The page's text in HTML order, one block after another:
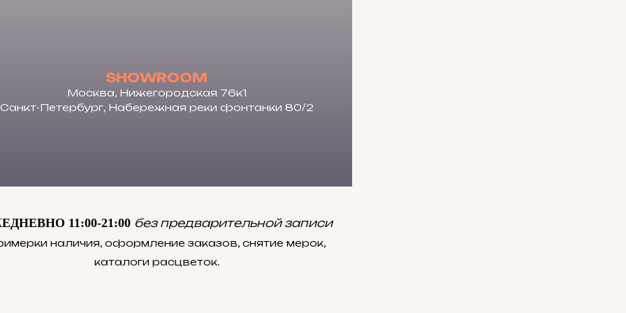
SHOWROOM
Москва, Нижегородская 76к1
Санкт-Петербург, Набережная реки фонтанки 80/2
11:00-21:00 без предварительной записи
наличия, оформление заказов, снятие мерок,
каталоги расцветок.